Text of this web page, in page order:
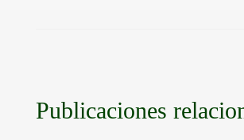
Publicaciones